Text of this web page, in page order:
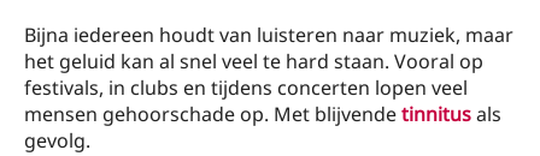
Bijna iedereen houdt van luisteren naar muziek, maar
het geluid kan al snel veel te hard staan. Vooral op
festivals, in clubs en tijdens concerten lopen veel
mensen gehoorschade op. Met blijvendetinnitusals
gevolg.